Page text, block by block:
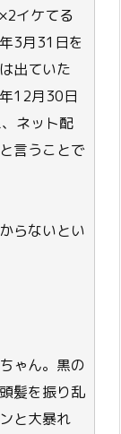
イケてる
3月31日を
出ていた
12月30日
ネット配
言うことで
らないとい
ゃん。黒の
髪を振り乱
と大暴れ